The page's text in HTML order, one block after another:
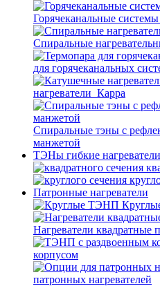
Горячеканальные
Спиральные
для горячеканальных
нагреватели_Карра
Спиральные тэны с
манжетой
ТЭНы гибкие
Патронные нагреватели
Нагреватели квадратные
корпусом
патронных нагревателей